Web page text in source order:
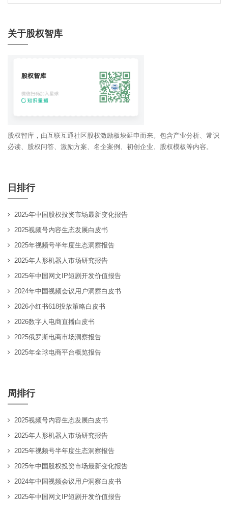
关于股权智库
股权智库，由互联互通社区股权激励板块延申而来。包含产业分析、常识
必读、股权问答、激励方案、名企案例、初创企业、股权模板等内容。
日排行
2025年中国股权投资市场最新变化报告
2025视频号内容生态发展白皮书
2025年视频号半年度生态洞察报告
2025年人形机器人市场研究报告
2025年中国网文IP短剧开发价值报告
2024年中国视频会议用户洞察白皮书
2026小红书618投放策略白皮书
2026数字人电商直播白皮书
2025俄罗斯电商市场洞察报告
2025年全球电商平台概览报告
周排行
2025视频号内容生态发展白皮书
2025年人形机器人市场研究报告
2025年视频号半年度生态洞察报告
2025年中国股权投资市场最新变化报告
2024年中国视频会议用户洞察白皮书
2025年中国网文IP短剧开发价值报告